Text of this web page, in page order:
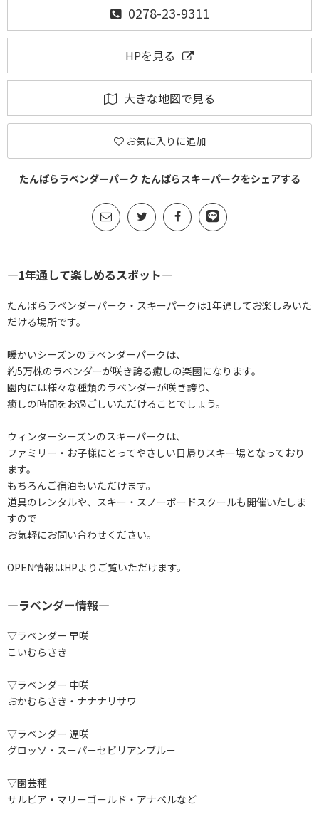
0278-23-9311
HPを見る
大きな地図で見る
お気に入りに追加
たんばらラベンダーパーク たんばらスキーパークをシェアする
―1年通して楽しめるスポット―
たんばらラベンダーパーク・スキーパークは1年通してお楽しみいた
だける場所です。
暖かいシーズンのラベンダーパークは、
約5万株のラベンダーが咲き誇る癒しの楽園になります。
園内には様々な種類のラベンダーが咲き誇り、
癒しの時間をお過ごしいただけることでしょう。
ウィンターシーズンのスキーパークは、
ファミリー・お子様にとってやさしい日帰りスキー場となっており
ます。
もちろんご宿泊もいただけます。
道具のレンタルや、スキー・スノーボードスクールも開催いたしま
すので
お気軽にお問い合わせください。
OPEN情報はHPよりご覧いただけます。
―ラベンダー情報―
▽ラベンダー 早咲
こいむらさき
▽ラベンダー 中咲
おかむらさき・ナナナリサワ
▽ラベンダー 遅咲
グロッソ・スーパーセビリアンブルー
▽園芸種
サルビア・マリーゴールド・アナベルなど